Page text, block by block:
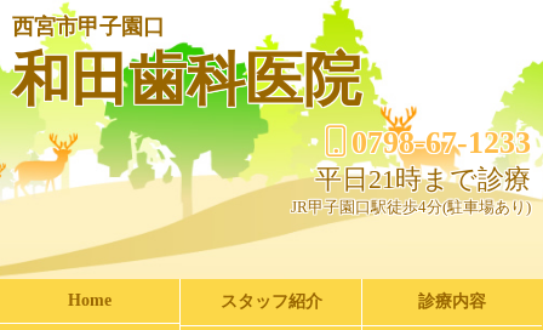
西宮市甲子園口
和田歯科医院
0798-67-1233
平日21時まで診療
JR甲子園口駅徒歩4分(駐車場あり)
Home スタッフ紹介 診療内容